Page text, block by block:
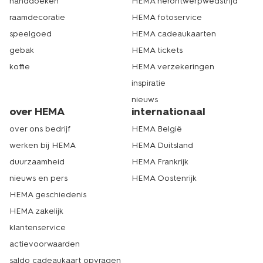
eigen techniek om deze op te peuzelen. Wij leggen je
als experts graag uit
hoe je een tompouce het beste
eet. Kun je ze daarna gewoon online bestellen, waarna
je ze in de winkel kunt ophalen. Je favoriete oud
Hollandse snoepjes bezorgen we zelfs bij je thuis. Hoef
je er niet eens de deur voor uit. Koop je jouw favorieten
Met ruim 500 filialen is er altijd een HEMA bij jou in de
raamdecoratie
speelgoed
gebak
koffie
HEMA fotoservice
HEMA cadeaukaarten
HEMA tickets
HEMA verzekeringen
inspiratie
nieuws
over HEMA
over ons bedrijf
werken bij HEMA
duurzaamheid
nieuws en pers
HEMA geschiedenis
HEMA zakelijk
klantenservice
actievoorwaarden
saldo cadeaukaart opvragen
internationaal
HEMA België
HEMA Duitsland
HEMA Frankrijk
HEMA Oostenrijk